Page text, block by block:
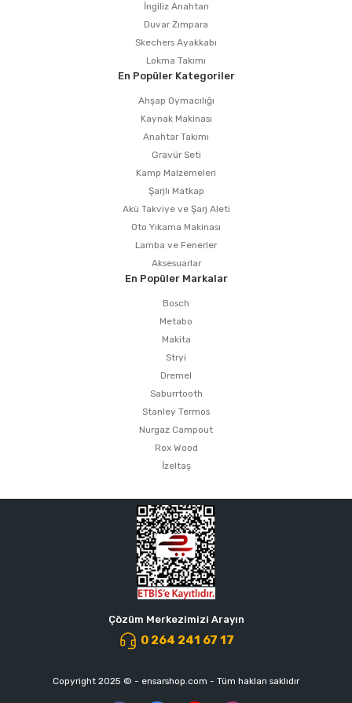
İngiliz Anahtarı
Duvar Zımpara
Skechers Ayakkabı
Lokma Takımı
En Popüler Kategoriler
Ahşap Oymacılığı
Kaynak Makinası
Anahtar Takımı
Gravür Seti
Kamp Malzemeleri
Şarjlı Matkap
Akü Takviye ve Şarj Aleti
Oto Yıkama Makinası
Lamba ve Fenerler
Aksesuarlar
En Popüler Markalar
Bosch
Metabo
Makita
Stryi
Dremel
Saburrtooth
Stanley Termos
Nurgaz Campout
Rox Wood
İzeltaş
Çözüm Merkezimizi Arayın
0 264 241 67 17
Copyright 2025 © - ensarshop.com - Tüm hakları saklıdır